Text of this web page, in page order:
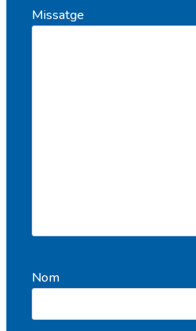
Missatge
Nom